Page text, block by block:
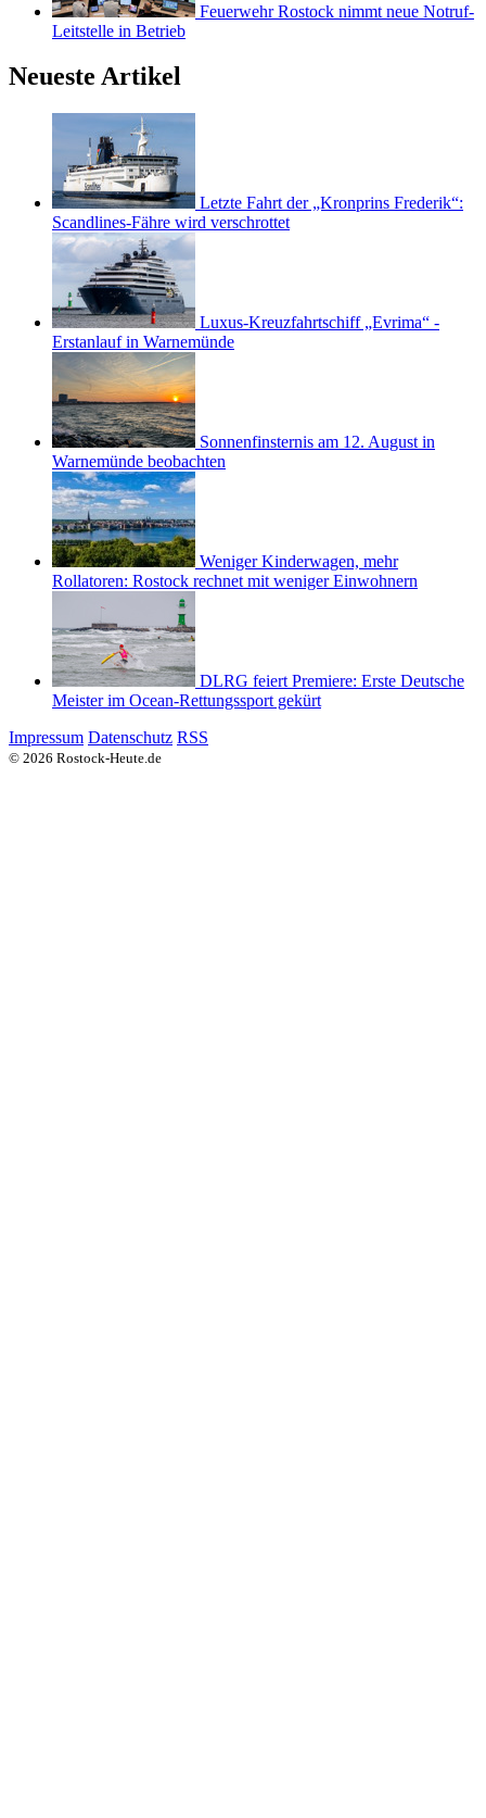
Feuerwehr Rostock nimmt neue Notruf-
Leitstelle in Betrieb
Neueste Artikel
Letzte Fahrt der „Kronprins Frederik“:
Scandlines-Fähre wird verschrottet
Luxus-Kreuzfahrtschiff „Evrima“ -
Erstanlauf in Warnemünde
Sonnenfinsternis am 12. August in
Warnemünde beobachten
Weniger Kinderwagen, mehr
Rollatoren: Rostock rechnet mit weniger Einwohnern
DLRG feiert Premiere: Erste Deutsche
Meister im Ocean-Rettungssport gekürt
Impressum Datenschutz RSS
© 2026 Rostock-Heute.de